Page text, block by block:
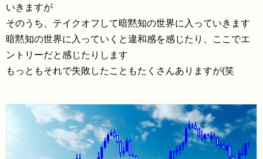
いきますが
そのうち、テイクオフして暗黙知の世界に入っていきます
暗黙知の世界に入っていくと違和感を感じたり、ここでエ
ントリーだと感じたりします
もっともそれで失敗したこともたくさんありますが(笑